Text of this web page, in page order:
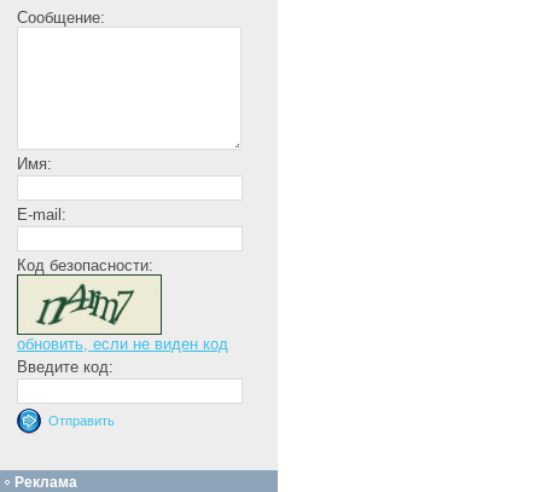
Сообщение:
Имя:
E-mail:
Код безопасности:
обновить, если не виден код
Введите код:
Реклама